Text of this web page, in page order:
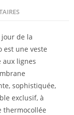
de la
est une veste
aux lignes
sophistiquée,
exclusif, à
thermocollée